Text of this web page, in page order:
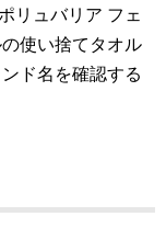
リュバリア フェ
使い捨てタオル
ド名を確認する